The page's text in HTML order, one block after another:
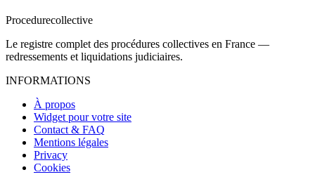
Procedurecollective
Le registre complet des procédures collectives en France —
redressements et liquidations judiciaires.
INFORMATIONS
À propos
Widget pour votre site
Contact & FAQ
Mentions légales
Privacy
Cookies